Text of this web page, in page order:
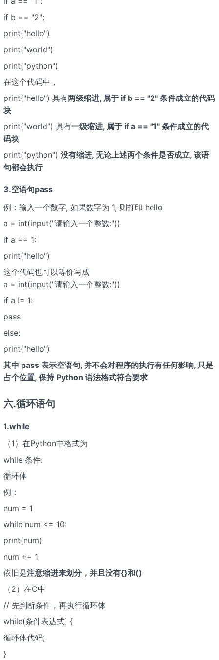
if b == "2":
print("hello")
print("world")
print("python")
在这个代码中，
print("hello") 具有两级缩进, 属于 if b == "2" 条件成立的代码
块
print("world") 具有一级缩进, 属于 if a == "1" 条件成立的代
码块
print("python") 没有缩进, 无论上述两个条件是否成立, 该语
句都会执行
3.空语句pass
例：输入一个数字, 如果数字为 1, 则打印 hello
a = int(input("请输入一个整数:"))
if a == 1:
print("hello")
这个代码也可以等价写成
a = int(input("请输入一个整数:"))
if a != 1:
pass
else:
print("hello")
其中 pass 表示空语句, 并不会对程序的执行有任何影响, 只是
占个位置, 保持 Python 语法格式符合要求
六.循环语句
1.while
（1）在Python中格式为
while 条件:
循环体
例：
num = 1
while num <= 10:
print(num)
num += 1
依旧是注意缩进来划分，并且没有{}和()
（2）在C中
// 先判断条件，再执行循环体
while(条件表达式) {
循环体代码;
}